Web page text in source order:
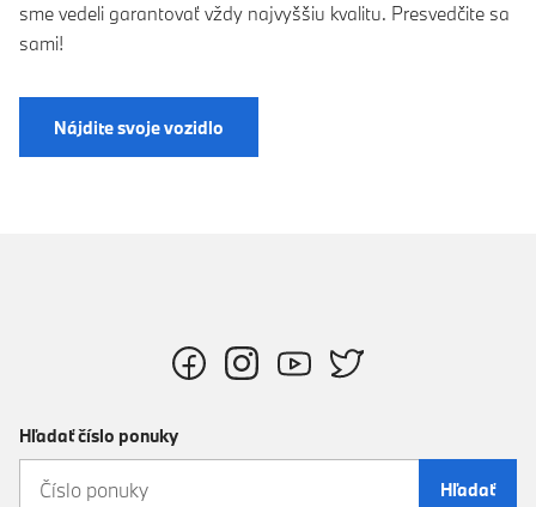
sme vedeli garantovať vždy najvyššiu kvalitu. Presvedčite sa
sami!
Nájdite svoje vozidlo
Hľadať číslo ponuky
Hľadať